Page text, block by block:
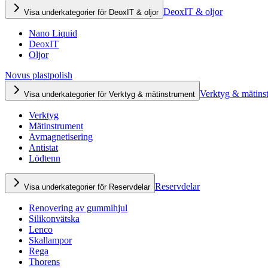
Visa underkategorier för DeoxIT & oljor DeoxIT & oljor
Nano Liquid
DeoxIT
Oljor
Novus plastpolish
Visa underkategorier för Verktyg & mätinstrument Verktyg &
Verktyg
Mätinstrument
Avmagnetisering
Antistat
Lödtenn
Visa underkategorier för Reservdelar Reservdelar
Renovering av gummihjul
Silikonvätska
Lenco
Skallampor
Rega
Thorens